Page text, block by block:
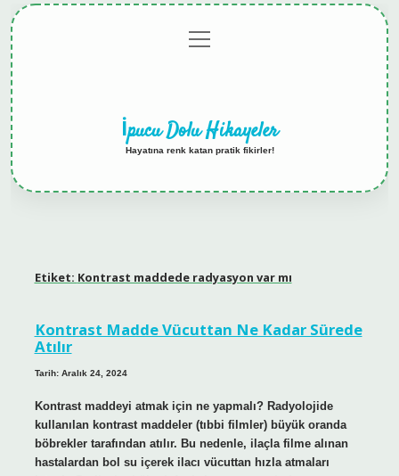
menüyü
aç
İpucu Dolu Hikayeler
Hayatına renk katan pratik fikirler!
Etiket: Kontrast maddede radyasyon var mı
Kontrast Madde Vücuttan Ne Kadar Sürede
Atılır
Tarih: Aralık 24, 2024
Kontrast maddeyi atmak için ne yapmalı? Radyolojide
kullanılan kontrast maddeler (tıbbi filmler) büyük oranda
böbrekler tarafından atılır. Bu nedenle, ilaçla filme alınan
hastalardan bol su içerek ilacı vücuttan hızla atmaları